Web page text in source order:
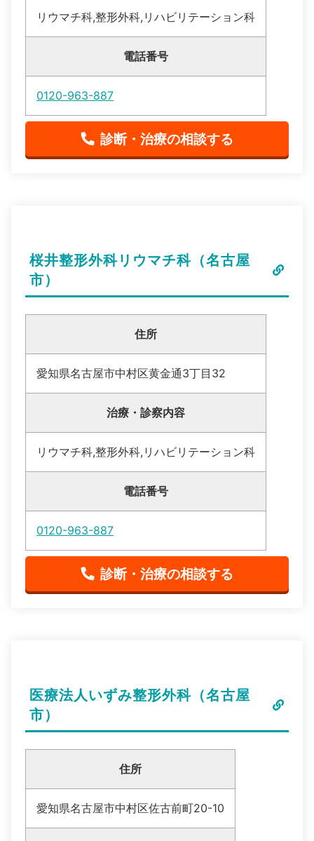
リウマチ科,整形外科,リハビリテーション科
電話番号
0120-963-887
診断・治療の相談する
桜井整形外科リウマチ科（名古屋
市）
住所
愛知県名古屋市中村区黄金通3丁目32
治療・診察内容
リウマチ科,整形外科,リハビリテーション科
電話番号
0120-963-887
診断・治療の相談する
医療法人いずみ整形外科（名古屋
市）
住所
愛知県名古屋市中村区佐古前町20-10